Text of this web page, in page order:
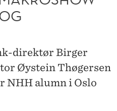
direktør Birger
Øystein Thøgersen
NHH alumn i Oslo